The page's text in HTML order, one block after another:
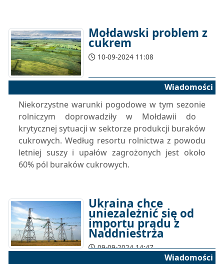
Mołdawski problem z
cukrem
10-09-2024 11:08
Wiadomości
Niekorzystne warunki pogodowe w tym sezonie
rolniczym doprowadziły w Mołdawii do ​​
krytycznej sytuacji w sektorze produkcji buraków
cukrowych. Według resortu rolnictwa z powodu
letniej suszy i upałów zagrożonych jest około
60% pól buraków cukrowych.
Ukraina chce
uniezależnić się od
importu prądu z
Naddniestrza
09-09-2024 14:47
Wiadomości